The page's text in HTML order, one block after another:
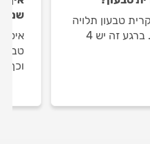
טבעון תלויה
ביום ובשעה בה תיכנסו לאתר. ברגע זה יש 4
וכך